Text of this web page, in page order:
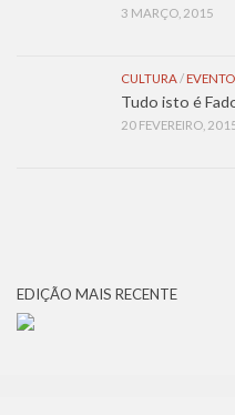
3 MARÇO, 2015
CULTURA/ EVENTO
Tudo isto é
20 FEVEREIRO,
EDIÇÃO MAIS RECENTE